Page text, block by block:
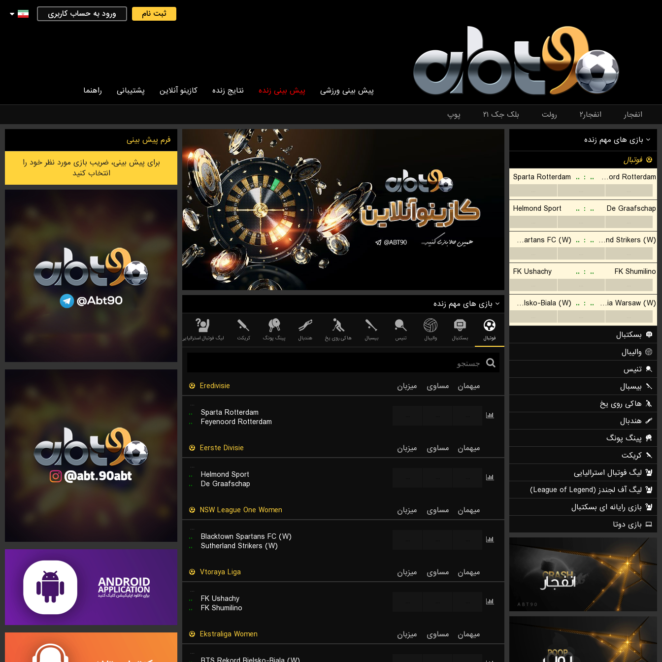
ثبت نام ورود به حساب کاربری
پیش بینی ورزشی پیش بینی زنده نتایج زنده کازینو آنلاین پشتیبانی راهنما
انفجار انفجار۲ رولت بلک جک ۲۱ پوپ
بازی های مهم زنده
فوتبال
Sparta Rotterdam .. : .. Feyenoord Rotterdam
Helmond Sport .. : .. De Graafschap
Blacktown Spartans FC (W) .. : .. Sutherland Strikers (W)
FK Ushachy .. : .. FK Shumilino
BTS Rekord Bielsko-Biala (W) .. : .. Legia Warsaw (W)
بسکتبال
والیبال
تنیس
بیسبال
هاکی روی یخ
هندبال
پینگ پونگ
کریکت
لیگ فوتبال استرالیایی
لیگ آف لجندز (League of Legend)
بازی رایانه ای بسکتبال
بازی دوتا
بازی های مهم زنده
فوتبال بسکتبال والیبال تنیس بیسبال هاکی روی یخ هندبال پینگ پونگ کریکت لیگ فوتبال استرالیایی
Eredivisie میزبان مساوی میهمان
...
.. Sparta Rotterdam
.. Feyenoord Rotterdam
Eerste Divisie میزبان مساوی میهمان
...
.. Helmond Sport
.. De Graafschap
NSW League One Women میزبان مساوی میهمان
...
.. Blacktown Spartans FC (W)
.. Sutherland Strikers (W)
Vtoraya Liga میزبان مساوی میهمان
...
.. FK Ushachy
.. FK Shumilino
Ekstraliga Women میزبان مساوی میهمان
...
فرم پیش بینی
برای پیش بینی، ضریب بازی مورد نظر خود را
انتخاب کنید